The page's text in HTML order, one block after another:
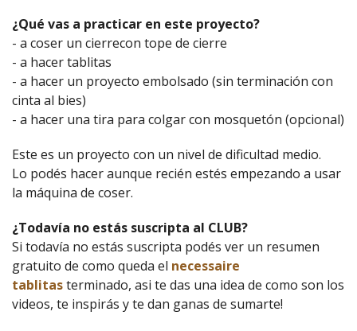
¿Qué vas a practicar en este proyecto?
- a coser un cierrecon tope de cierre
- a hacer tablitas
- a hacer un proyecto embolsado (sin terminación con
cinta al bies)
- a hacer una tira para colgar con mosquetón (opcional)
Este es un proyecto con un nivel de dificultad medio.
Lo podés hacer aunque recién estés empezando a usar
la máquina de coser.
¿Todavía no estás suscripta al CLUB?
Si todavía no estás suscripta podés ver un resumen
gratuito de como queda el necessaire
tablitasterminado, asi te das una idea de como son los
videos, te inspirás y te dan ganas de sumarte!